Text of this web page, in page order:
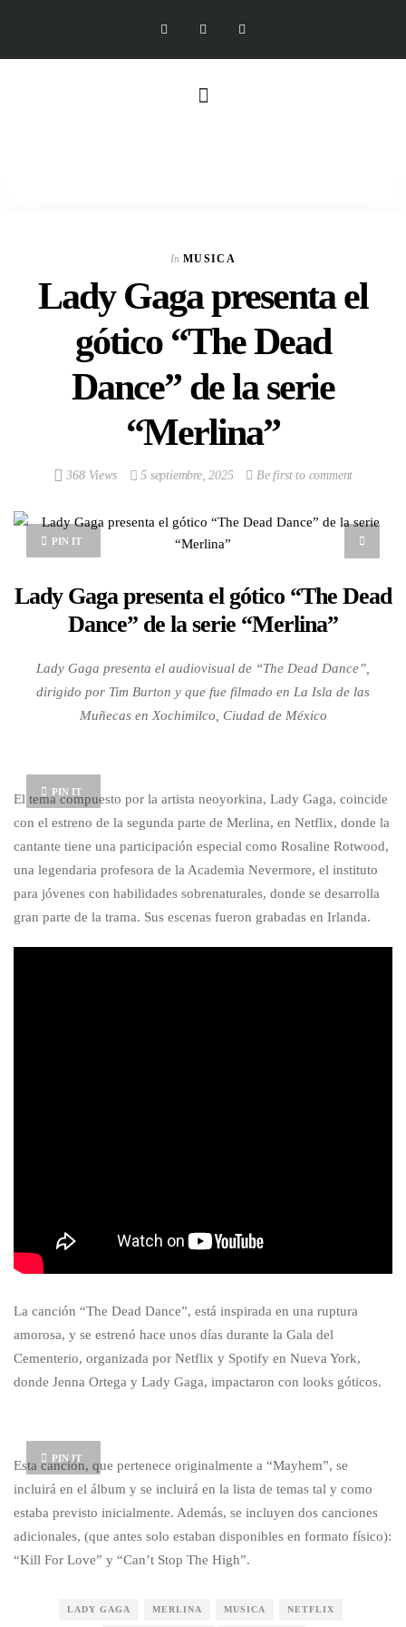
In MUSICA
Lady Gaga presenta el
gótico “The Dead
Dance” de la serie
“Merlina”
368 Views 5 septiembre, 2025 Be first to comment
PIN IT
Lady Gaga presenta el gótico “The Dead
Dance” de la serie “Merlina”
Lady Gaga presenta el audiovisual de “The Dead Dance”,
dirigido por Tim Burton y que fue filmado en La Isla de las
Muñecas en Xochimilco, Ciudad de México
PIN IT
El tema compuesto por la artista neoyorkina, Lady Gaga, coincide
con el estreno de la segunda parte de Merlina, en Netflix, donde la
cantante tiene una participación especial como Rosaline Rotwood,
una legendaria profesora de la Academia Nevermore, el instituto
para jóvenes con habilidades sobrenaturales, donde se desarrolla
gran parte de la trama. Sus escenas fueron grabadas en Irlanda.
La canción “The Dead Dance”, está inspirada en una ruptura
amorosa, y se estrenó hace unos días durante la Gala del
Cementerio, organizada por Netflix y Spotify en Nueva York,
donde Jenna Ortega y Lady Gaga, impactaron con looks góticos.
PIN IT
Esta canción, que pertenece originalmente a “Mayhem”, se
incluirá en el álbum y se incluirá en la lista de temas tal y como
estaba previsto inicialmente. Además, se incluyen dos canciones
adicionales, (que antes solo estaban disponibles en formato físico):
“Kill For Love” y “Can’t Stop The High”.
LADY GAGA MERLINA MUSICA NETFLIX